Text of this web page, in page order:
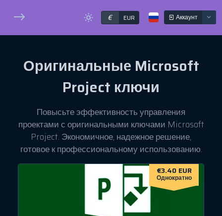
€ EUR Аккаунт
Оригинальные Microsoft
Project ключи
Повысьте эффективность управления
проектами с оригинальными ключами Microsoft
Project. Экономичное, надежное решение,
готовое к профессиональному использованию.
€3.40 EUR
Однократно